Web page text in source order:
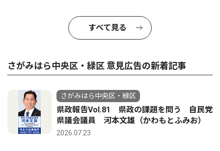
すべて見る
さがみはら中央区・緑区 意見広告の新着記事
さがみはら中央区・緑区
県政報告Vol.81 県政の課題を問う 自民党
県議会議員 河本文雄（かわもとふみお）
2026.07.23